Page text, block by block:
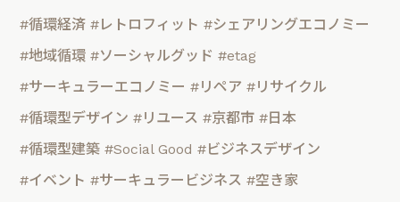
#循環経済 #レトロフィット #シェアリングエコノミー
#地域循環 #ソーシャルグッド #etag
#サーキュラーエコノミー #リペア #リサイクル
#循環型デザイン #リユース #京都市 #日本
#循環型建築 #Social Good #ビジネスデザイン
#イベント #サーキュラービジネス #空き家